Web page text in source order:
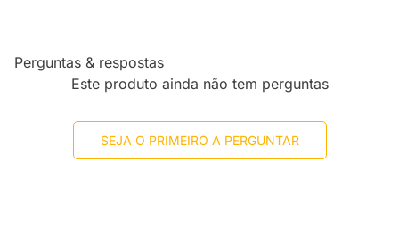
Perguntas & respostas
Este produto ainda não tem perguntas
SEJA O PRIMEIRO A PERGUNTAR